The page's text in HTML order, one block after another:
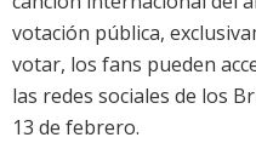
votación pública,
votar, los fans pueden
las redes sociales de los
13 de febrero.